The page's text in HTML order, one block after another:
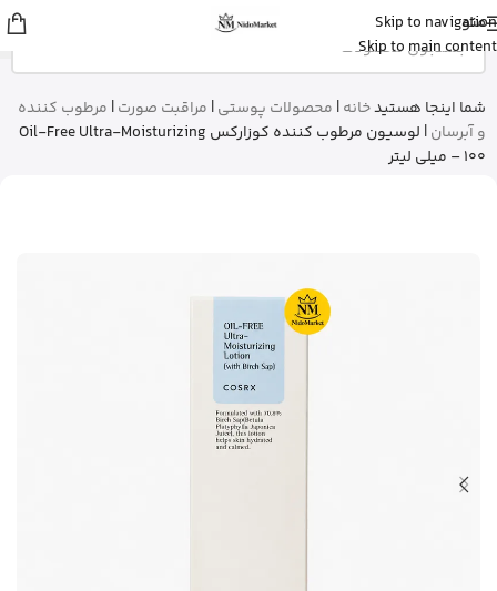
Skip to navigation
Skip to main content
منو
شما اینجا هستیدخانه| محصولات پوستی| مراقبت صورت| مرطوب کننده
و آبرسان|
لوسیون مرطوب کننده کوزارکس Oil-Free Ultra-Moisturizing
– 100 میلی لیتر
عسلاز تهران
استیک ضد آفتاب نامرئی ایزدین رو خرید
13 دقیقه پیش